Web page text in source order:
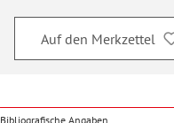
Auf den Merkzettel
Bibliografische Angaben